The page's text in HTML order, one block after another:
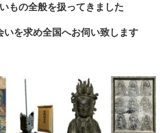
もの全般を扱ってきました
いを求め全国へお伺い致します